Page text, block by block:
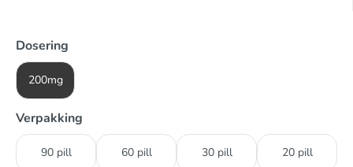
Dosering
200mg
Verpakking
90 pill 60 pill 30 pill 20 pill